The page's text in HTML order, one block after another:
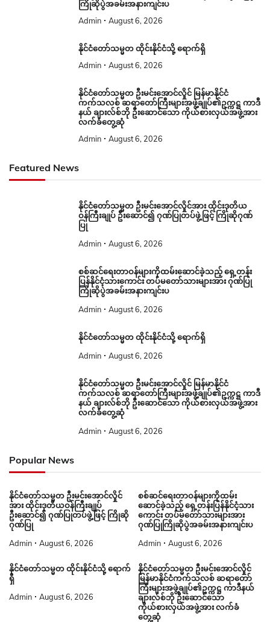
ကြိုဆိုပွဲအခမ်းအနားကျင်းပ
Admin August 6, 2026
နိုင်ငံတော်သမ္မတ ထိုင်းနိုင်ငံသို့ ရောက်ရှိ
Admin August 6, 2026
နိုင်ငံတော်သမ္မတ ဦးမင်းအောင်လှိုင် မြန်မာနိုင်ငံ
ကက်သလစ် ဆရာတော်ကြီးများအဖွဲ့ချုပ်၏ဥက္ကဋ္ဌ ကာဒီ
နယ် ချားလ်စ်ဘို ဦးဆောင်သော ကိုယ်စားလှယ်အဖွဲ့အား
လက်ခံတွေ့ဆုံ
Admin August 6, 2026
Featured News
နိုင်ငံတော်သမ္မတ ဦးမင်းအောင်လှိုင်အား ထိုင်းဒုတိယ
ဝန်ကြီးချုပ် ဦးဆောင်၍ ဂုဏ်ပြုတပ်ဖွဲ့ဖြင့် ကြိုဆိုဂုဏ်
ပြု
Admin August 6, 2026
စစ်ဆင်ရေးတာဝန်များကိုထမ်းဆောင်ခဲ့သည့် ရှေ့တန်း
ပြန်နိုင်ငံ့သားကောင်း တပ်မတော်သားများအား ဂုဏ်ပြု
ကြိုဆိုပွဲအခမ်းအနားကျင်းပ
Admin August 6, 2026
နိုင်ငံတော်သမ္မတ ထိုင်းနိုင်ငံသို့ ရောက်ရှိ
Admin August 6, 2026
နိုင်ငံတော်သမ္မတ ဦးမင်းအောင်လှိုင် မြန်မာနိုင်ငံ
ကက်သလစ် ဆရာတော်ကြီးများအဖွဲ့ချုပ်၏ဥက္ကဋ္ဌ ကာဒီ
နယ် ချားလ်စ်ဘို ဦးဆောင်သော ကိုယ်စားလှယ်အဖွဲ့အား
လက်ခံတွေ့ဆုံ
Admin August 6, 2026
Popular News
နိုင်ငံတော်သမ္မတ ဦးမင်းအောင်လှိုင်
အား ထိုင်းဒုတိယဝန်ကြီးချုပ်
ဦးဆောင်၍ ဂုဏ်ပြုတပ်ဖွဲ့ဖြင့် ကြိုဆို
ဂုဏ်ပြု
Admin August 6, 2026
စစ်ဆင်ရေးတာဝန်များကိုထမ်း
ဆောင်ခဲ့သည့် ရှေ့တန်းပြန်နိုင်ငံ့သား
ကောင်း တပ်မတော်သားများအား
ဂုဏ်ပြုကြိုဆိုပွဲအခမ်းအနားကျင်းပ
Admin August 6, 2026
နိုင်ငံတော်သမ္မတ ထိုင်းနိုင်ငံသို့ ရောက်
ရှိ
Admin August 6, 2026
နိုင်ငံတော်သမ္မတ ဦးမင်းအောင်လှိုင်
မြန်မာနိုင်ငံကက်သလစ် ဆရာတော်
ကြီးများအဖွဲ့ချုပ်၏ဥက္ကဋ္ဌ ကာဒီနယ်
ချားလ်စ်ဘို ဦးဆောင်သော
ကိုယ်စားလှယ်အဖွဲ့အား လက်ခံ
တွေ့ဆုံ